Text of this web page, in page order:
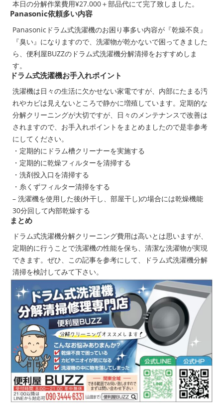
本日の分解作業費用¥27.000＋部品代にて完了致しました。
Panasonic依頼多い内容
Panasonicドラム式洗濯機のお困り事多い内容が『乾燥不良』
『臭い』になりますので、洗濯物が乾かないで困ってきました
ら、便利屋BUZZのドラム式洗濯機分解清掃をおすすめしま
す。
ドラム式洗濯機お手入れポイント
洗濯機は日々の生活に欠かせない家電ですが、内部にたまる汚
れやカビは見えないところで静かに増殖しています。定期的な
分解クリーニングが大切ですが、日々のメンテナンスで改善は
されますので、お手入れポイントをまとめましたので是非参考
にしてください。
・定期的にドラム槽クリーナーを実施する
・定期的に乾燥フィルターを清掃する
・洗剤投入口を清掃する
・糸くずフィルター清掃をする
– 洗濯機を使用した後(外干し、部屋干し)の場合には乾燥機能
30分回して内部乾燥する
まとめ
ドラム式洗濯機分解クリーニング費用は高いとは思いますが、
定期的に行うことで洗濯機の性能を保ち、清潔な洗濯物が実現
できます。ぜひ、この記事を参考にして、ドラム式洗濯機分解
清掃を検討してみて下さい。